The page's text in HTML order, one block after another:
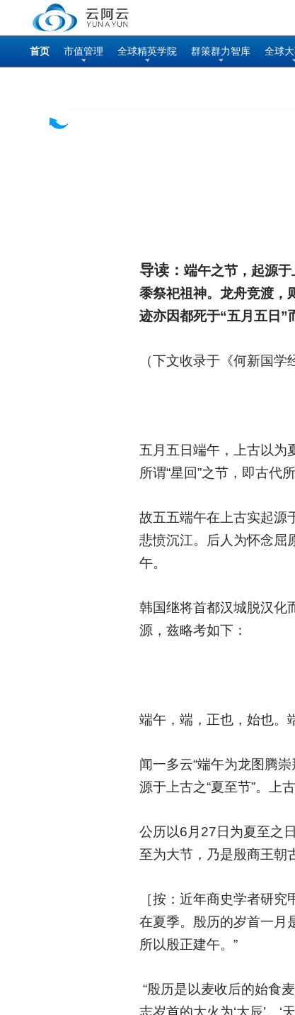
首页 市值管理 全球精英学院 群策群力智库 全球
导读： 端午之节，起源于
黍祭祀祖神。龙舟竞渡，
迹亦因都死于“五月五日”
（下文收录于《何新国学
五月五日端午，上古以为
所谓“星回”之节，即古代
故五五端午在上古实起源
悲愤沉江。后人为怀念屈
午。
韩国继将首都汉城脱汉化
源，兹略考如下：
端午，端，正也，始也。
闻一多云“端午为龙图腾
源于上古之“夏至节”。上
公历以6月27日为夏至之
至为大节，乃是殷商王朝
［按：近年商史学者研
在夏季。殷历的岁首一月
所以殷正建午。”
“殷历是以麦收后的始食
志岁首的大火为‘大辰’、‘